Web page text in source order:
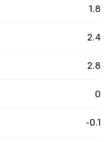
1.8
2.4
2.8
0
-0.1